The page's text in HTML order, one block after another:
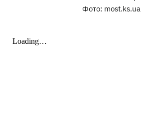
Фото: most.ks.ua